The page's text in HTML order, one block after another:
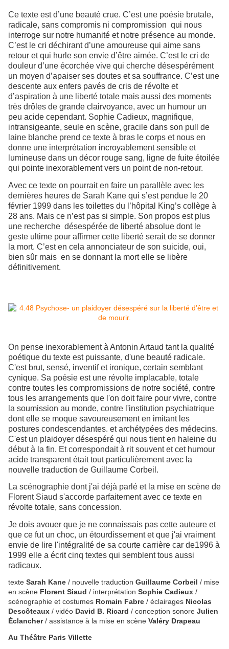
Ce texte est d’une beauté crue. C’est une poésie brutale,
radicale, sans compromis ni compromission qui nous
interroge sur notre humanité et notre présence au monde.
C’est le cri déchirant d’une amoureuse qui aime sans
retour et qui hurle son envie d’être aimée. C’est le cri de
douleur d’une écorchée vive qui cherche désespérément
un moyen d’apaiser ses doutes et sa souffrance. C’est une
descente aux enfers pavés de cris de révolte et
d’aspiration à une liberté totale mais aussi des moments
très drôles de grande clairvoyance, avec un humour un
peu acide cependant. Sophie Cadieux, magnifique,
intransigeante, seule en scène, gracile dans son pull de
laine blanche prend ce texte à bras le corps et nous en
donne une interprétation incroyablement sensible et
lumineuse dans un décor rouge sang, ligne de fuite étoilée
qui pointe inexorablement vers un point de non-retour.
Avec ce texte on pourrait en faire un parallèle avec les
dernières heures de Sarah Kane qui s’est pendue le 20
février 1999 dans les toilettes du l’hôpital King’s collège à
28 ans. Mais ce n’est pas si simple. Son propos est plus
une recherche désespérée de liberté absolue dont le
geste ultime pour affirmer cette liberté serait de se donner
la mort. C’est en cela annonciateur de son suicide, oui,
bien sûr mais en se donnant la mort elle se libère
définitivement.
On pense inexorablement à Antonin Artaud tant la qualité
poétique du texte est puissante, d'une beauté radicale.
C'est brut, sensé, inventif et ironique, certain semblant
cynique. Sa poésie est une révolte implacable, totale
contre toutes les compromissions de notre société, contre
tous les arrangements que l'on doit faire pour vivre, contre
la soumission au monde, contre l'institution psychiatrique
dont elle se moque savoureusement en imitant les
postures condescendantes. et archétypées des médecins.
C'est un plaidoyer désespéré qui nous tient en haleine du
début à la fin. Et correspondait à rit souvent et cet humour
acide transparent était tout particulièrement avec la
nouvelle traduction de Guillaume Corbeil.
La scénographie dont j'ai déjà parlé et la mise en scène de
Florent Siaud s'accorde parfaitement avec ce texte en
révolte totale, sans concession.
Je dois avouer que je ne connaissais pas cette auteure et
que ce fut un choc, un étourdissement et que j'ai vraiment
envie de lire l'intégralité de sa courte carrière car de1996 à
1999 elle a écrit cinq textes qui semblent tous aussi
radicaux.
texte Sarah Kane / nouvelle traduction Guillaume Corbeil / mise
en scène Florent Siaud / interprétation Sophie Cadieux /
scénographie et costumes Romain Fabre / éclairages Nicolas
Descôteaux / vidéo David B. Ricard / conception sonore Julien
Éclancher/ assistance à la mise en scène Valéry Drapeau
Au Théâtre Paris Villette